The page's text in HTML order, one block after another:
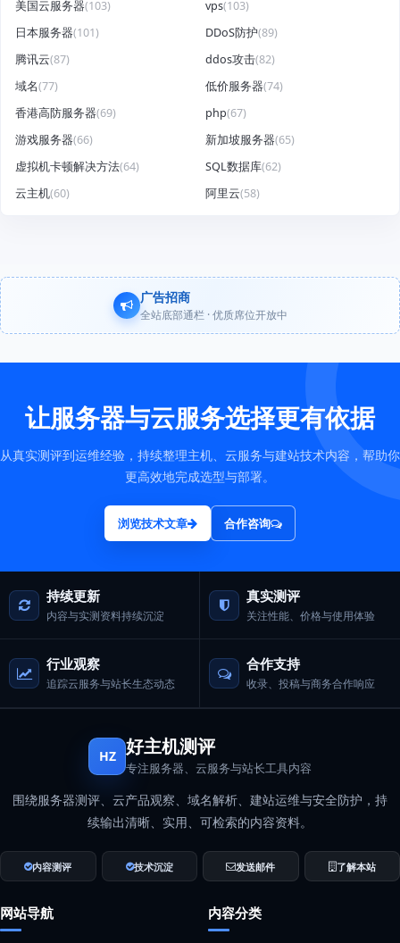
美国云服务器(103) vps(103)
日本服务器(101) DDoS防护(89)
腾讯云(87) ddos攻击(82)
域名(77) 低价服务器(74)
香港高防服务器(69) php(67)
游戏服务器(66) 新加坡服务器(65)
虚拟机卡顿解决方法(64) SQL数据库(62)
云主机(60) 阿里云(58)
广告招商
全站底部通栏 · 优质席位开放中
让服务器与云服务选择更有依据
从真实测评到运维经验，持续整理主机、云服务与建站技术内容，帮助你
更高效地完成选型与部署。
浏览技术文章 合作咨询
持续更新
内容与实测资料持续沉淀
真实测评
关注性能、价格与使用体验
行业观察
追踪云服务与站长生态动态
合作支持
收录、投稿与商务合作响应
HZ 好主机测评
专注服务器、云服务与站长工具内容
围绕服务器测评、云产品观察、域名解析、建站运维与安全防护，持
续输出清晰、实用、可检索的内容资料。
内容测评 技术沉淀 发送邮件 了解本站
网站导航 内容分类